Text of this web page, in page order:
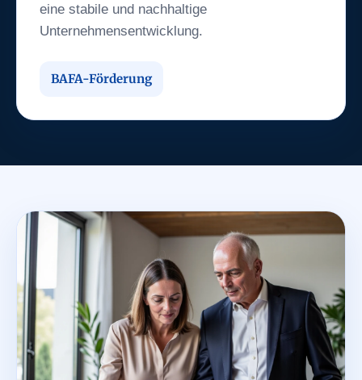
eine stabile und nachhaltige
Unternehmensentwicklung.
BAFA-Förderung